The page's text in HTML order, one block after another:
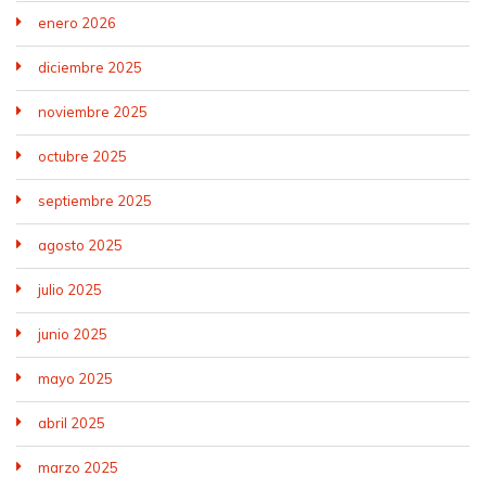
enero 2026
diciembre 2025
noviembre 2025
octubre 2025
septiembre 2025
agosto 2025
julio 2025
junio 2025
mayo 2025
abril 2025
marzo 2025